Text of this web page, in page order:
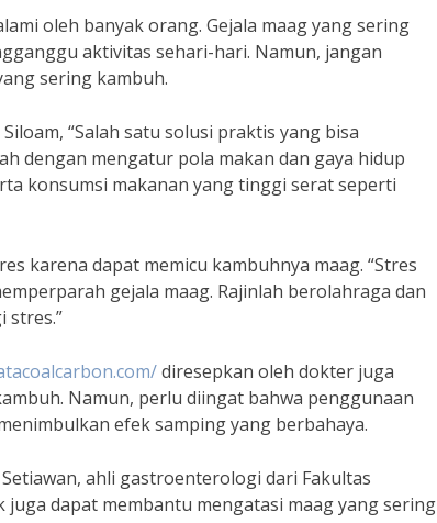
oleh banyak orang. Gejala maag yang sering
aktivitas sehari-hari. Namun, jangan
sering kambuh.
“Salah satu solusi praktis yang bisa
dengan mengatur pola makan dan gaya hidup
konsumsi makanan yang tinggi serat seperti
karena dapat memicu kambuhnya maag. “Stres
gejala maag. Rajinlah berolahraga dan
stres.”
diresepkan oleh dokter juga
Namun, perlu diingat bahwa penggunaan
efek samping yang berbahaya.
ahli gastroenterologi dari Fakultas
dapat membantu mengatasi maag yang sering